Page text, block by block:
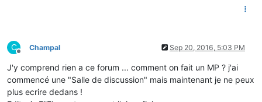
C
Offline
Champal Sep 20, 2016, 5:03 PM
J'y comprend rien a ce forum ... comment on fait un MP ? j'ai
commencé une "Salle de discussion" mais maintenant je ne peux
plus ecrire dedans !